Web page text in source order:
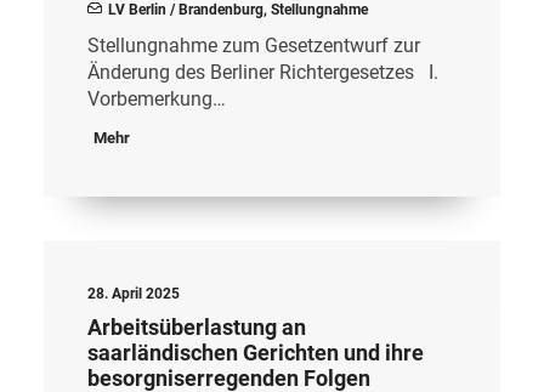
LV Berlin / Brandenburg, Stellungnahme
Stellungnahme zum Gesetzentwurf zur
Änderung des Berliner Richtergesetzes I.
Vorbemerkung…
Mehr
28. April 2025
Arbeitsüberlastung an
saarländischen Gerichten und ihre
besorgniserregenden Folgen